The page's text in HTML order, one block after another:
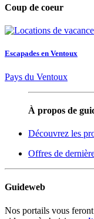
Coup de coeur
Escapades en Ventoux
Pays du Ventoux
À propos de
Découvrez les
Offres de
Guideweb
Nos portails vous